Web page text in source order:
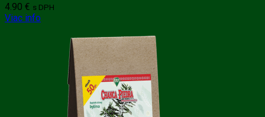
4.90 € s DPH
Viac info